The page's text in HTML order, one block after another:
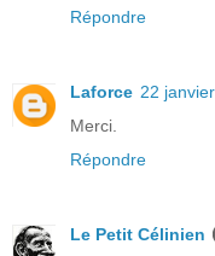
Répondre
Laforce 22
Merci.
Répondre
Le Petit Célinien